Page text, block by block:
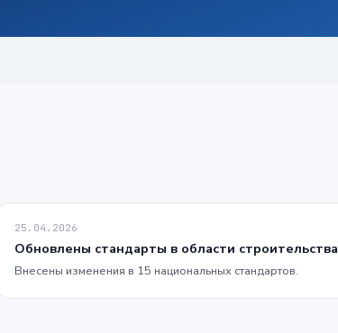
25.04.2026
Обновлены стандарты в области строительства
Внесены изменения в 15 национальных стандартов.